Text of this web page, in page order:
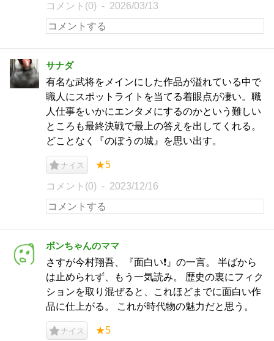
コメント(0) 2026/03/13
サナダ
有名な武将をメインにした作品が溢れている中で
職人にスポットライトを当てる着眼点が凄い。職
人仕事をいかにエンタメにするのかという難しい
ところも最終決戦で最上の答えを出してくれる。
どことなく『のぼうの城』を思い出す。
ナイス ★5
コメント(0) 2023/12/16
ボンちゃんのママ
さすが今村翔吾、『面白い❗』の一言。 半ばから
は止められず、もう一気読み。 歴史の裏にフィク
ションを取り混ぜると、これほどまでに面白い作
品に仕上がる。 これが時代物の魅力だと思う。
ナイス ★5